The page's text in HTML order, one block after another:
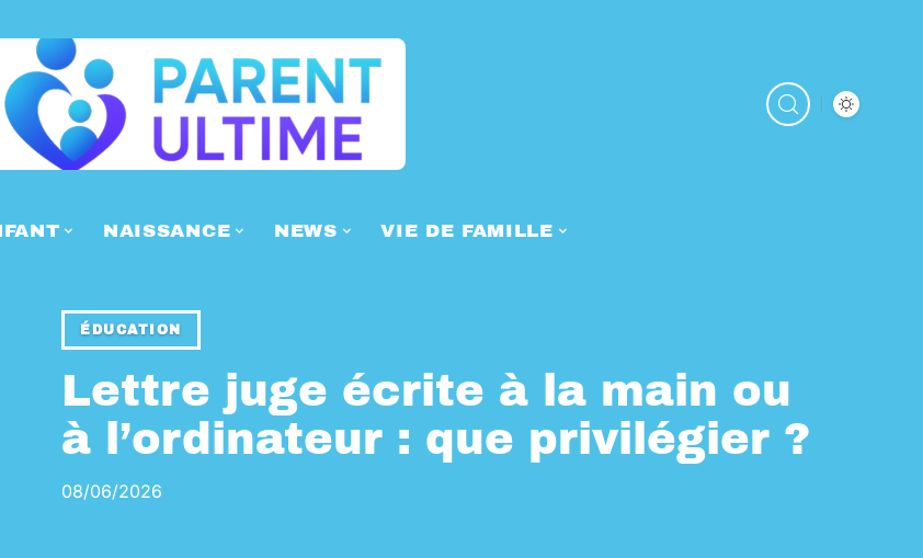
NAISSANCE NEWS VIE DE FAMILLE
ÉDUCATION
Lettre juge écrite à la main ou
à l’ordinateur : que privilégier ?
08/06/2026